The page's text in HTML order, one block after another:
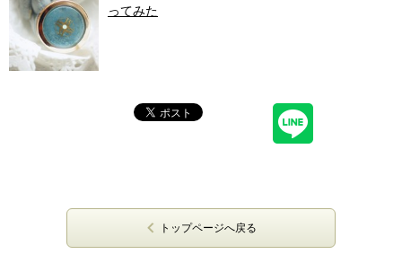
ってみた
トップページへ戻る